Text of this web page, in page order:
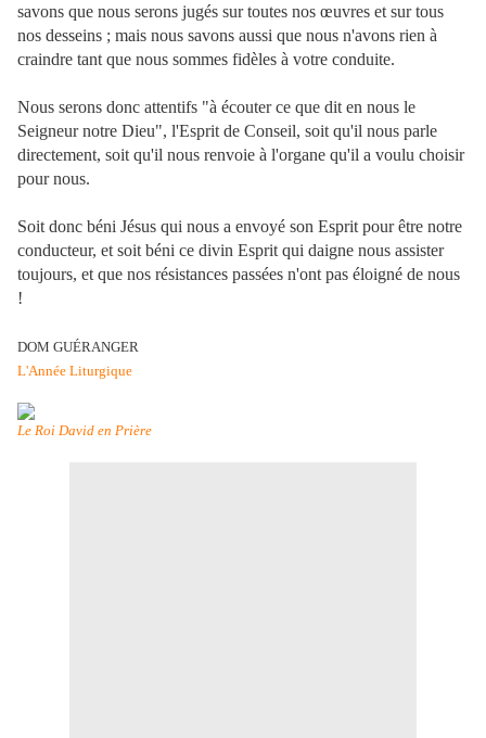
savons que nous serons jugés sur toutes nos œuvres et sur tous
nos desseins ; mais nous savons aussi que nous n'avons rien à
craindre tant que nous sommes fidèles à votre conduite.
Nous serons donc attentifs "à écouter ce que dit en nous le
Seigneur notre Dieu", l'Esprit de Conseil, soit qu'il nous parle
directement, soit qu'il nous renvoie à l'organe qu'il a voulu choisir
pour nous.
Soit donc béni Jésus qui nous a envoyé son Esprit pour être notre
conducteur, et soit béni ce divin Esprit qui daigne nous assister
toujours, et que nos résistances passées n'ont pas éloigné de nous
!
DOM GUÉRANGER
L'Année Liturgique
Le Roi David en Prière